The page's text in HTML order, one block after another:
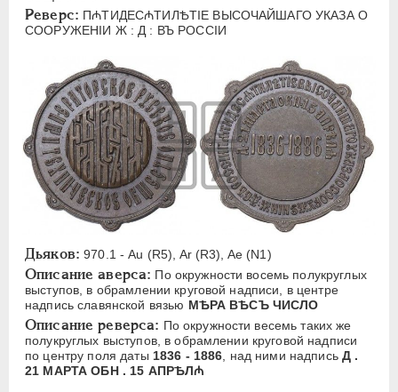
Реверс: П₼ТИДЕС₼ТИЛѢТIЕ ВЫСОЧАЙШАГО УКАЗА О
СООРУЖЕНIИ Ж : Д : ВЪ РОССIИ
Дьяков: 970.1 - Au (R5), Ar (R3), Ae (N1)
Описание аверса: По окружности восемь полукруглых
выступов, в обрамлении круговой надписи, в центре
надпись славянской вязью МѢРА ВѢСЪ ЧИСЛО
Описание реверса: По окружности весемь таких же
полукруглых выступов, в обрамлении круговой надписи
по центру поля даты 1836 - 1886, над ними надписьД .
21 МАРТА ОБН . 15 АПРѢЛ₼
ПЕТР III 1762-1762
ЕКАТЕРИНА II 1762-1796
1796-1801
АЛЕКСАНДР I 1801-1825
НИКОЛАЙ I 1826-1855
АЛЕКСАНДР II 1855-1881
АЛЕКСАНДР III 1881-1894
Латинская надпись
K
R S T V W X
Русская надпись
А Б В Г Д Е З И
К
Л
М Н О П С